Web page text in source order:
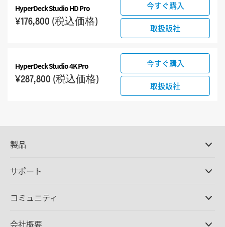
HyperDeck Studio HD Pro
¥176,800 (税込価格)
今すぐ購入
取扱販社
HyperDeck Studio 4K Pro
¥287,800 (税込価格)
今すぐ購入
取扱販社
製品
DaVinci Resolve/Fusion
ATEMプロダクション
ディスクレコーダー
サポート
サポートセンター
コミュニティ
会社概要